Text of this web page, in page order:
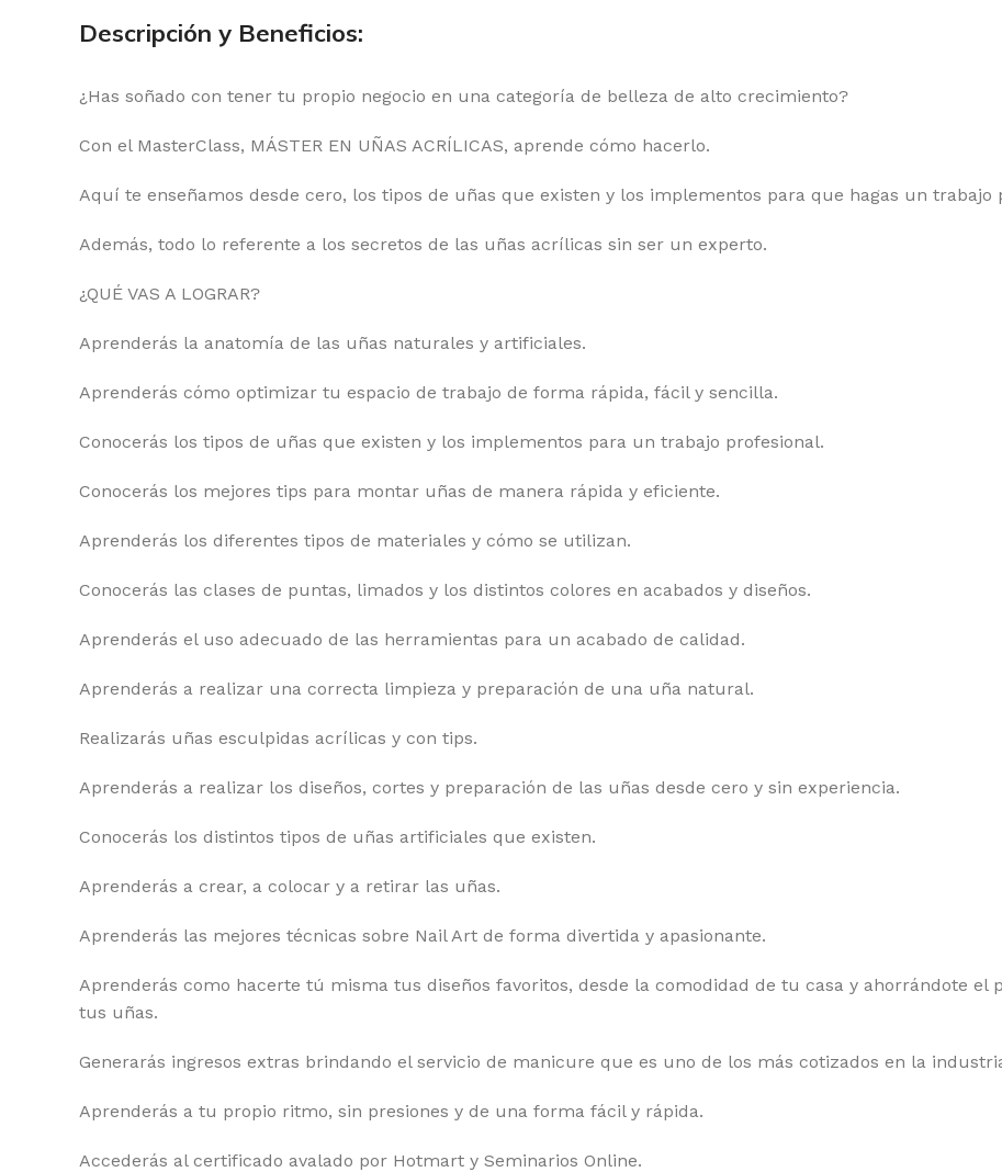
Descripción y Beneficios:
¿Has soñado con tener tu propio negocio en una categoría de belleza de alto crecimiento?
Con el MasterClass, MÁSTER EN UÑAS ACRÍLICAS, aprende cómo hacerlo.
Aquí te enseñamos desde cero, los tipos de uñas que existen y los implementos para que hagas un trabajo
Además, todo lo referente a los secretos de las uñas acrílicas sin ser un experto.
¿QUÉ VAS A LOGRAR?
Aprenderás la anatomía de las uñas naturales y artificiales.
Aprenderás cómo optimizar tu espacio de trabajo de forma rápida, fácil y sencilla.
Conocerás los tipos de uñas que existen y los implementos para un trabajo profesional.
Conocerás los mejores tips para montar uñas de manera rápida y eficiente.
Aprenderás los diferentes tipos de materiales y cómo se utilizan.
Conocerás las clases de puntas, limados y los distintos colores en acabados y diseños.
Aprenderás el uso adecuado de las herramientas para un acabado de calidad.
Aprenderás a realizar una correcta limpieza y preparación de una uña natural.
Realizarás uñas esculpidas acrílicas y con tips.
Aprenderás a realizar los diseños, cortes y preparación de las uñas desde cero y sin experiencia.
Conocerás los distintos tipos de uñas artificiales que existen.
Aprenderás a crear, a colocar y a retirar las uñas.
Aprenderás las mejores técnicas sobre Nail Art de forma divertida y apasionante.
Aprenderás como hacerte tú misma tus diseños favoritos, desde la comodidad de tu casa y ahorrándote el
tus uñas.
Generarás ingresos extras brindando el servicio de manicure que es uno de los más cotizados en la
Aprenderás a tu propio ritmo, sin presiones y de una forma fácil y rápida.
Accederás al certificado avalado por Hotmart y Seminarios Online.